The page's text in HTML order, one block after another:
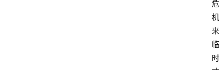
危
机
来
临
时